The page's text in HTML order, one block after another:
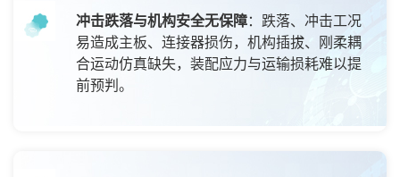
冲击跌落与机构安全无保障：跌落、冲击工况
易造成主板、连接器损伤，机构插拔、刚柔耦
合运动仿真缺失，装配应力与运输损耗难以提
前预判。